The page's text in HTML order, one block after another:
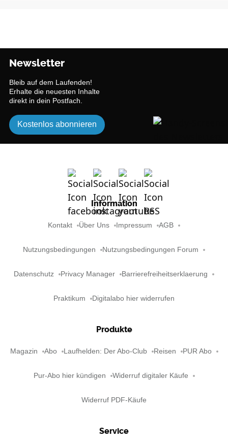
Newsletter
Bleib auf dem Laufenden!
Erhalte die neuesten Inhalte
direkt in dein Postfach.
Kostenlos abonnieren
Information
Kontakt Über Uns Impressum AGB
Nutzungsbedingungen Nutzungsbedingungen Forum
Datenschutz Privacy Manager Barrierefreiheitserklaerung
Praktikum Digitalabo hier widerrufen
Produkte
Magazin Abo Laufhelden: Der Abo-Club Reisen PUR Abo
Pur-Abo hier kündigen Widerruf digitaler Käufe
Widerruf PDF-Käufe
Service